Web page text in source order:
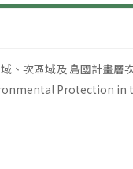
、次區域及 島國計畫層
Protection